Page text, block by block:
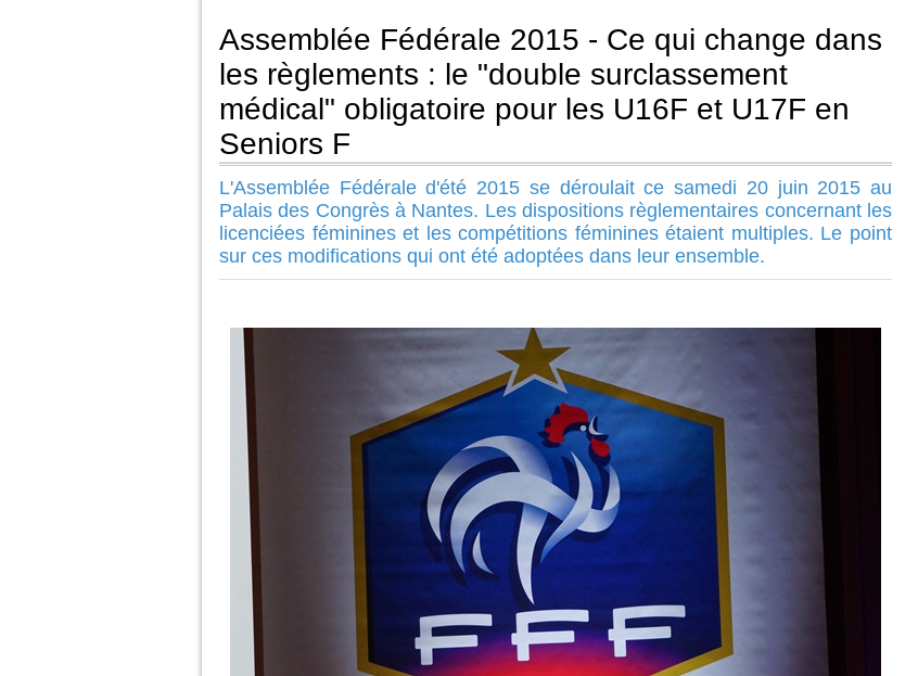
Assemblée Fédérale 2015 - Ce qui change dans
les règlements : le "double surclassement
médical" obligatoire pour les U16F et U17F en
Seniors F
L'Assemblée Fédérale d'été 2015 se déroulait ce samedi 20 juin 2015 au
Palais des Congrès à Nantes. Les dispositions règlementaires concernant les
licenciées féminines et les compétitions féminines étaient multiples. Le point
sur ces modifications qui ont été adoptées dans leur ensemble.